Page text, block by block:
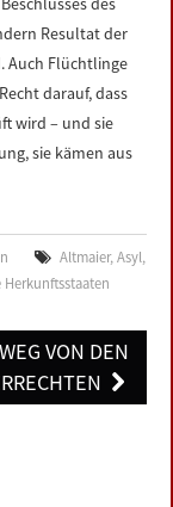
Resultat der
Auch Flüchtlinge
darauf, dass
wird – und sie
sie kämen aus
Altmaier, Asyl,
Herkunftsstaaten
VON DEN